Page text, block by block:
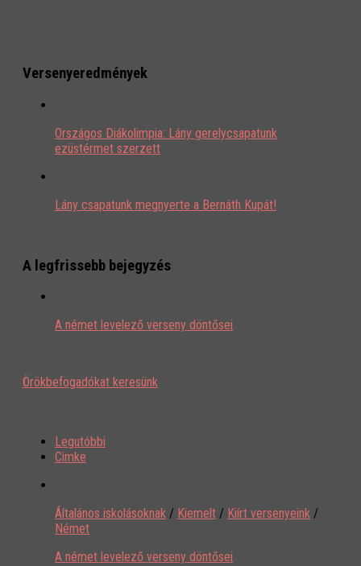
Versenyeredmények
Országos Diákolimpia: Lány gerelycsapatunk
ezüstérmet szerzett
Lány csapatunk megnyerte a Bernáth Kupát!
A legfrissebb bejegyzés
A német levelező verseny döntősei
Örökbefogadókat keresünk
Legutóbbi
Cimke
Általános iskolásoknak / Kiemelt / Kiírt versenyeink /
Német
A német levelező verseny döntősei